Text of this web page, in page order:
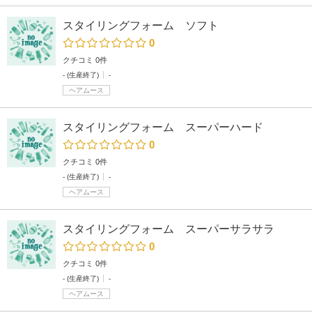
スタイリングフォーム ソフト
0
クチコミ 0件
- (生産終了)
-
ヘアムース
スタイリングフォーム スーパーハード
0
クチコミ 0件
- (生産終了)
-
ヘアムース
スタイリングフォーム スーパーサラサラ
0
クチコミ 0件
- (生産終了)
-
ヘアムース